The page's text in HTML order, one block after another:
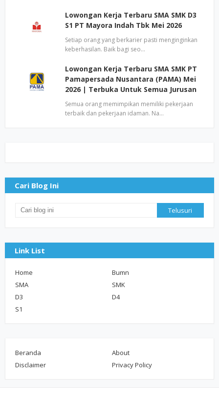
Lowongan Kerja Terbaru SMA SMK D3
S1 PT Mayora Indah Tbk Mei 2026
Setiap orang yang berkarier pasti menginginkan
keberhasilan. Baik bagi seo…
Lowongan Kerja Terbaru SMA SMK PT
Pamapersada Nusantara (PAMA) Mei
2026 | Terbuka Untuk Semua Jurusan
Semua orang memimpikan memiliki pekerjaan
terbaik dan pekerjaan idaman. Na…
Cari Blog Ini
Link List
Home
Bumn
SMA
SMK
D3
D4
S1
Beranda
About
Disclaimer
Privacy Policy